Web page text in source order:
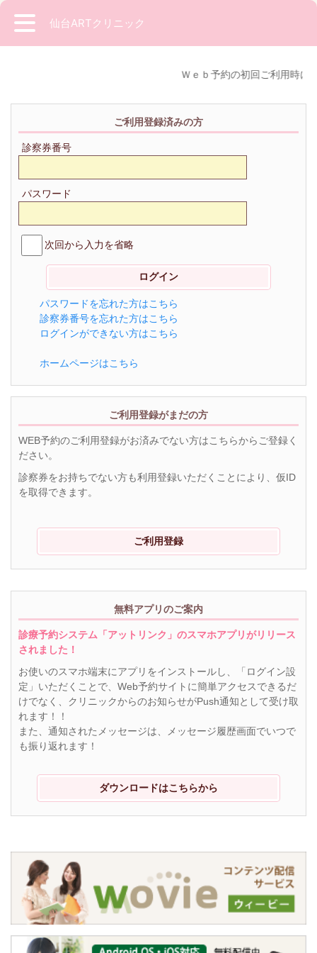
仙台ARTクリニック
Ｗｅｂ予約の初回ご利用時に
ご利用登録済みの方
診察券番号
パスワード
次回から入力を省略
パスワードを忘れた方はこちら
診察券番号を忘れた方はこちら
ログインができない方はこちら
ホームページはこちら
ご利用登録がまだの方
WEB予約のご利用登録がお済みでない方はこちらからご登録く
ださい。
診察券をお持ちでない方も利用登録いただくことにより、仮ID
を取得できます。
ご利用登録
無料アプリのご案内
診療予約システム「アットリンク」のスマホアプリがリリース
されました！
お使いのスマホ端末にアプリをインストールし、「ログイン設
定」いただくことで、Web予約サイトに簡単アクセスできるだ
けでなく、クリニックからのお知らせがPush通知として受け取
れます！！
また、通知されたメッセージは、メッセージ履歴画面でいつで
も振り返れます！
ダウンロードはこちらから